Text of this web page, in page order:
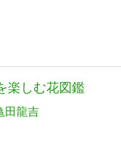
楽しむ花図鑑
田龍吉